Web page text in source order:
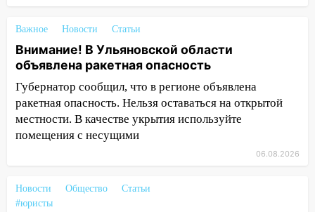
09:50
В Ульяновске черный коршун
застрял в тепловозе
09:44 Ульяновские спасатели помогли
юному велосипедисту на улице
Чернышевского
08:21 В Заволжском районе украли два
велосипеда
тридцатиградусная жара: какая будет
погода в четверг
Важное Новости Статьи
Внимание! В Ульяновской области
объявлена ракетная опасность
Губернатор сообщил, что в регионе объявлена
ракетная опасность. Нельзя оставаться на открытой
местности. В качестве укрытия используйте
помещения с несущими
06.08.2026
Новости Общество
Статьи
#юристы